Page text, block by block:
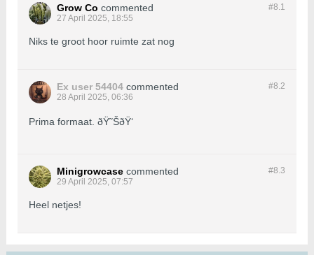
#8.1
Grow Co commented
27 April 2025, 18:55
Niks te groot hoor ruimte zat nog
#8.2
Ex user 54404 commented
28 April 2025, 06:36
Prima formaat. ðŸ˜ŠðŸ‘
#8.3
Minigrowcase commented
29 April 2025, 07:57
Heel netjes!